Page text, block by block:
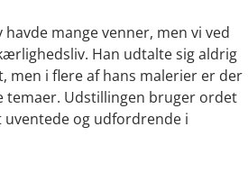
mange venner, men vi ved
Han udtalte sig aldrig
men i flere af hans malerier er der
temaer. Udstillingen bruger ordet
uventede og udfordrende i